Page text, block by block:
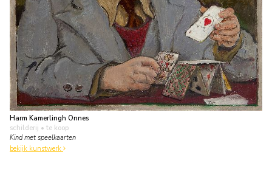
Harm Kamerlingh Onnes
schilderij • te koop
Kind met speelkaarten
bekijk kunstwerk